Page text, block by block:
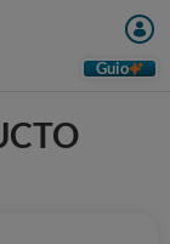
Guio